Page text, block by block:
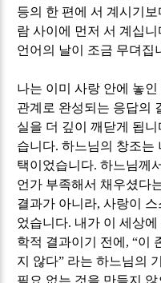
등의 한 편에 서 계시기보
람 사이에 먼저 서 계십니
언어의 날이 조금 무뎌집
나는 이미 사랑 안에 놓
관계로 완성되는 응답의
실을 더 깊이 깨닫게 됩니
습니다.하느님의 창조는
택이었습니다.하느님께
언가 부족해서 채우셨다
결과가 아니라,사랑이 스
었습니다. 내가 이 세상
학적 결과이기 전에 , “이
지 않다” 라는 하느님의
필요 없는 것을 만들지